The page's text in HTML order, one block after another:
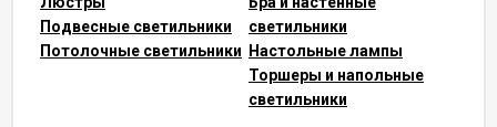
Подвесные светильники
Потолочные светильники
светильники
Настольные лампы
Торшеры и напольные
светильники